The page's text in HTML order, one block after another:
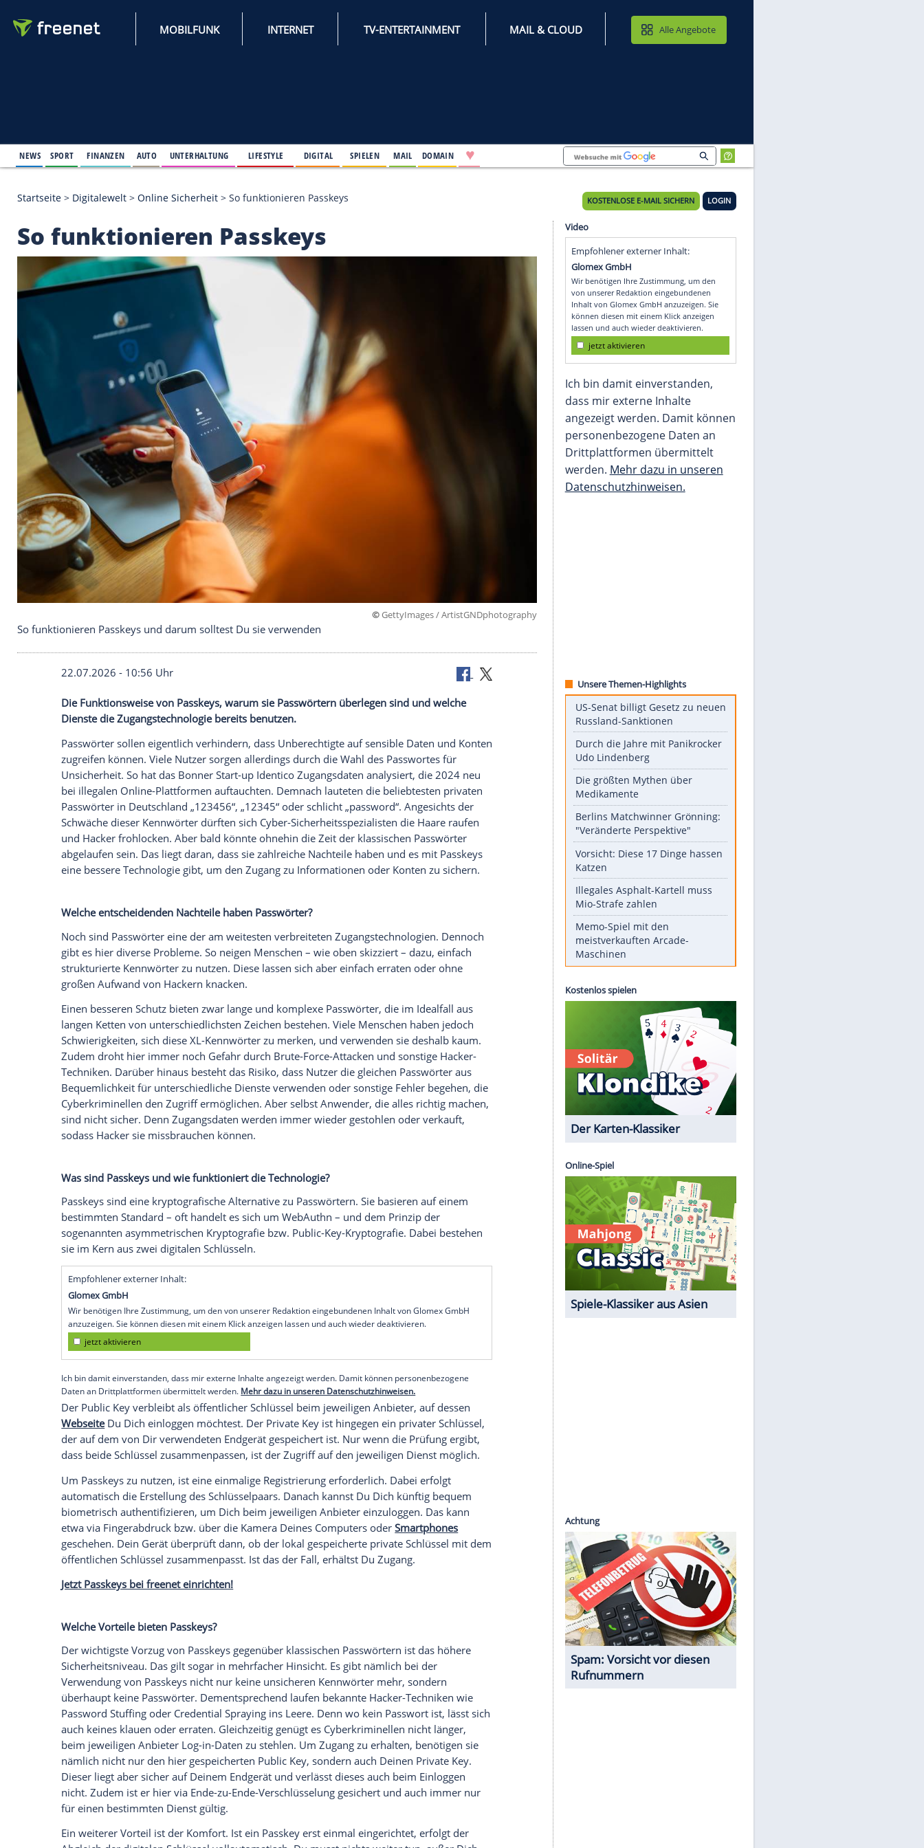
MOBILFUNK INTERNET TV-ENTERTAINMENT MAIL & CLOUD
KOSTENLOSE E-MAIL SICHERN
Startseite >Digitalewelt >Online Sicherheit > So funktionieren Passkeys
So funktionieren Passkeys
© GettyImages / ArtistGNDphotography
So funktionieren Passkeys und darum solltest Du sie verwenden
22.07.2026 - 10:56 Uhr
Die Funktionsweise von Passkeys, warum sie Passwörtern überlegen sind und welche
Dienste die Zugangstechnologie bereits benutzen.
Konten
zugreifen können. Viele Nutzer sorgen allerdings durch die Wahl des
Unsicherheit. So hat das Bonner Start-up IdenticoZugangsdaten analysiert, die 2024 neu
bei illegalen Online-Plattformen auftauchten. Demnach lauteten die beliebtesten privaten
Passwörterin Deutschland „123456“, „12345“ oder schlicht „password“. Angesichts der
Schwäche dieserKennwörterdürften sich Cyber-Sicherheitsspezialisten die Haare raufen
und Hacker frohlocken. Aber bald könnte ohnehin die Zeit der klassischen
Passwörter
abgelaufen sein. Das liegt daran, dass sie zahlreiche Nachteile haben und es mit Passkeys
eine bessereTechnologiegibt, um den Zugang zu Informationen oderKonten zu sichern.
Welche entscheidenden Nachteile haben Passwörter?
Noch sindPasswörtereine der am weitesten verbreiteten Zugangstechnologien. Dennoch
– wie oben skizziert – dazu, einfach
zu nutzen. Diese lassen sich aber einfach erraten oder ohne
großen Aufwand von Hackern knacken.
Einen besseren Schutz bieten zwar lange und komplexePasswörter , die im Idealfall aus
langen Ketten von unterschiedlichsten Zeichen bestehen. VieleMenschen
haben jedoch
Schwierigkeiten, sich diese XL-Kennwörter zu merken, und verwenden sie deshalb kaum.
Zudem droht hier immer noch Gefahr durch Brute-Force-Attacken und sonstige Hacker-
Techniken. Darüber hinaus besteht das Risiko, dass Nutzer die gleichen
aus
Bequemlichkeit für unterschiedliche Dienste verwenden oder sonstige Fehler begehen, die
Cyberkriminellen denZugriffermöglichen. Aber selbst Anwender, die alles richtig machen,
sind nicht sicher. DennZugangsdaten
werden immer wieder gestohlen oder verkauft,
Was sind Passkeys und wie funktioniert die Technologie?
Passkeys sind eine kryptografische Alternative zuPasswörtern. Sie basieren auf einem
bestimmten Standard – oft handelt es sich um WebAuthn – und dem Prinzip der
sogenannten asymmetrischen Kryptografie bzw. Public-Key-Kryptografie. Dabei bestehen
sie im Kern aus zwei digitalen Schlüsseln.
Empfohlener externer Inhalt:
Glomex GmbH
Wir benötigen Ihre Zustimmung, um den von unserer Redaktion eingebundenen Inhalt von Glomex GmbH
anzuzeigen. Sie können diesen mit einem Klick anzeigen lassen und auch wieder deaktivieren.
Ich bin damit einverstanden, dass mir externe Inhalte angezeigt werden. Damit können personenbezogene
Daten an Drittplattformen übermittelt werden. Mehr dazu in unseren Datenschutzhinweisen.
Der Public Key verbleibt als öffentlicher Schlüssel beim jeweiligen Anbieter, auf dessen
WebseiteDu Dich einloggen möchtest. Der Private Key ist hingegen ein privater Schlüssel,
der auf dem von Dir verwendetenEndgerätgespeichert ist. Nur wenn die ergibt,
dass beide Schlüssel zusammenpassen, ist derZugriffauf den jeweiligen Dienst möglich.
Um Passkeys zu nutzen, ist eine einmalige Registrierung erforderlich. Dabei erfolgt
automatisch die Erstellung des Schlüsselpaars. Danach kannst Du Dich künftig bequem
biometrisch authentifizieren, um Dich beim jeweiligen Anbieter einzuloggen. Das kann
etwa viaFingerabdruckbzw. über dieKameraDeines Computers oder
Empfohlener externer Inhalt:
Glomex GmbH
Wir benötigen Ihre Zustimmung, um den
von unserer Redaktion eingebundenen
Inhalt von Glomex GmbH anzuzeigen. Sie
können diesen mit einem Klick anzeigen
jetzt aktivieren
Ich bin damit einverstanden,
dass mir externe Inhalte
Unsere Themen-Highlights
US-Senat billigt Gesetz zu neuen
Durch die Jahre mit Panikrocker
Udo Lindenberg
"Veränderte Perspektive"
Vorsicht: Diese 17 Dinge hassen
Katzen
Illegales Asphalt-Kartell muss
Mio-Strafe zahlen
Memo-Spiel mit den
Kostenlos spielen
Spiele-Klassiker aus Asien